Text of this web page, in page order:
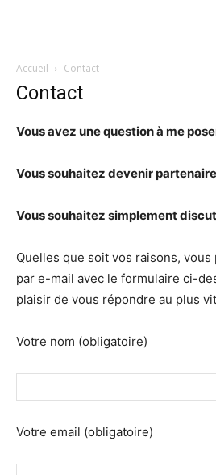
Accueil Contact
Contact
Vous avez une question à me
Vous souhaitez devenir
Vous souhaitez simplement
Quelles que soit vos raisons,
par e-mail avec le formulaire ci-
plaisir de vous répondre au plus
Votre nom (obligatoire)
Votre email (obligatoire)